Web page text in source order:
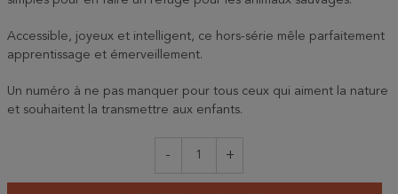
Accessible, joyeux et intelligent, ce hors-série mêle parfaitement
apprentissage et émerveillement.
Un numéro à ne pas manquer pour tous ceux qui aiment la nature
et souhaitent la transmettre aux enfants.
- +